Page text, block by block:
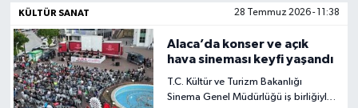
yoğun katılımla gerçekleştirildi.
KÜLTÜR SANAT 28 Temmuz 2026 - 11:38
Alaca’da konser ve açık
hava sineması keyfi yaşandı
T.C. Kültür ve Turizm Bakanlığı
Sinema Genel Müdürlüğü iş birliğiyle